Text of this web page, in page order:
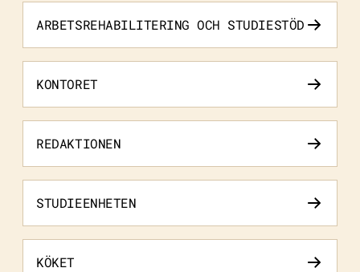
ARBETSREHABILITERING OCH STUDIESTÖD
KONTORET
REDAKTIONEN
STUDIEENHETEN
KÖKET